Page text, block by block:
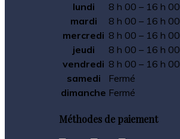
lundi
8 h 00 – 16 h 00
mardi
8 h 00 – 16 h 00
mercredi 8 h 00 – 16 h 00
jeudi
8 h 00 – 16 h 00
vendredi 8 h 00 – 16 h 00
samedi
Fermé
dimanche Fermé
Méthodes de paiement